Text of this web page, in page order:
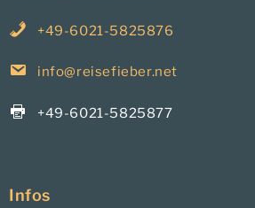
+49-6021-5825876
info@reisefieber.net
+49-6021-5825877
Infos